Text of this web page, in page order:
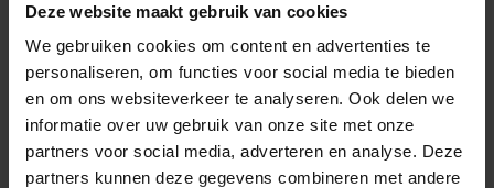
Deze website maakt gebruik van cookies
We gebruiken cookies om content en advertenties te
personaliseren, om functies voor social media te bieden
en om ons websiteverkeer te analyseren. Ook delen we
informatie over uw gebruik van onze site met onze
partners voor social media, adverteren en analyse. Deze
partners kunnen deze gegevens combineren met andere
Wiel Lett 4xx
Carlett 460
€42,49